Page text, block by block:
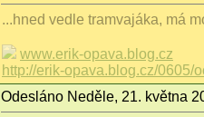
...hned vedle tramvajáka, má
www.erik-opava.blog.cz
http://erik-opava.blog.cz/0605/
Odesláno Neděle, 21. května